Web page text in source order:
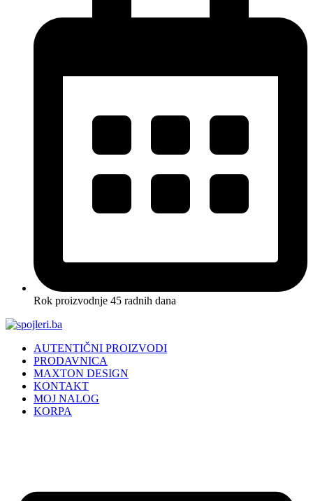
Rok proizvodnje 45 radnih dana
AUTENTIČNI PROIZVODI
PRODAVNICA
MAXTON DESIGN
KONTAKT
MOJ NALOG
KORPA